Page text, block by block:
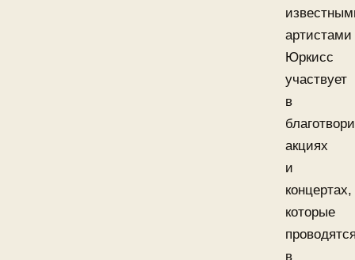
артистами
Юркисс
участвует
в
акциях
и
концертах,
которые
в